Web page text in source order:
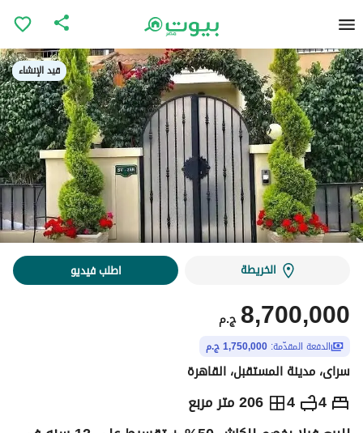
قيد الإنشاء
قيد الإنشاء
الخريطة اطلب فيديو
ج.م 8,700,000
الدفعة المقدّمة: 1,750,000 ج.م
سراى، مدينة المستقبل، القاهرة
4
4 206 متر مربع ج.م 8,700,000